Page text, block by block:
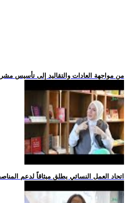
.. من مواجهة العادات والتقاليد إلى تأسيس
.. اتحاد العمل النسائي يطلق ميثاقاً لدعم